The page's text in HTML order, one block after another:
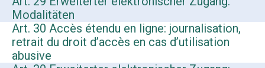
Modalitäten
Art. 30 Accès étendu en ligne: journalisation,
retrait du droit d’accès en cas d’utilisation
abusive